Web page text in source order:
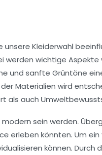
Kleiderwahl
werden wichtige Aspekte
und sanfte Grüntöne
Materialien wird
als auch
modern sein werden.
erleben könnten. Um
können.